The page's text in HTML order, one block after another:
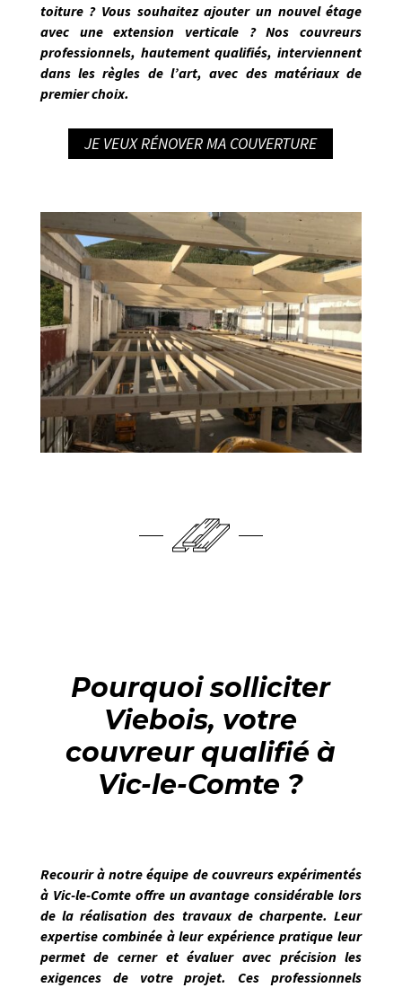
toiture ? Vous souhaitez ajouter un nouvel étage
avec une extension verticale ? Noscouvreurs
professionnels, hautement qualifiés,interviennent
dans les règles de l’art, avec des matériaux de
premier choix.
JE VEUX RÉNOVER MA COUVERTURE
Pourquoi solliciter
Viebois, votre
couvreur qualifié à
Vic-le-Comte ?
Recourir à notre équipe de couvreurs expérimentés
à Vic-le-Comteoffre un avantage considérable lors
de la réalisation des travaux de charpente. Leur
expertise combinée à leur expérience pratique leur
permet decerner et évaluer avec précision les
exigences de votre projet. Ces professionnels